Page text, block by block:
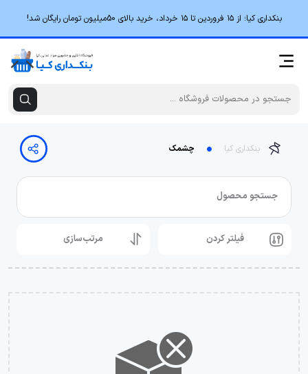
بنکداری کیا؛ از ۱۵ فروردین تا ۱۵ خرداد، خرید بالای 50میلیون تومان رایگان شد!
بنکداری کیا چشمک
جستجو محصول
فیلتر کردن مرتب‌سازی